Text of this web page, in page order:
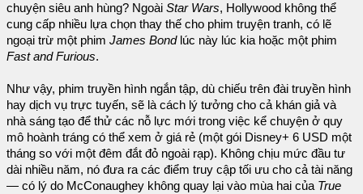
chuyện siêu anh hùng? Ngoài Star Wars, Hollywood không thể
cung cấp nhiều lựa chọn thay thế cho phim truyện tranh, có lẽ
ngoại trừ một phim James Bondlúc này lúc kia hoặc một phim
Fast and Furious.
Như vậy, phim truyền hình ngắn tập, dù chiếu trên đài truyền hình
hay dịch vụ trực tuyến, sẽ là cách lý tưởng cho cả khán giả và
nhà sáng tạo để thử các nỗ lực mới trong việc kể chuyện ở quy
mô hoành tráng có thể xem ở giá rẻ (một gói Disney+ 6 USD một
tháng so với một đêm đắt đỏ ngoài rạp). Không chịu mức đầu tư
dài nhiều năm, nó đưa ra các điểm truy cập tối ưu cho cả tài năng
— có lý do McConaughey không quay lại vào mùa hai của True